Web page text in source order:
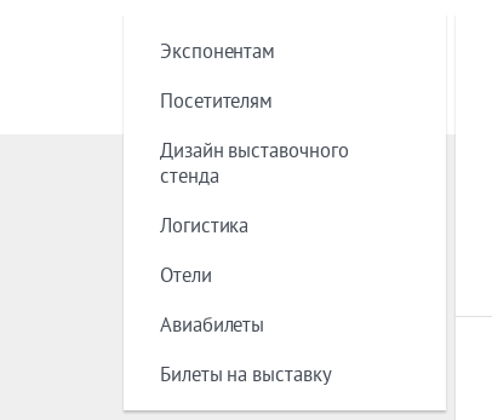
Экспонентам
Посетителям
Дизайн выставочного
стенда
Логистика
Отели
Авиабилеты
Билеты на выставку